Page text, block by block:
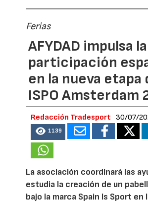
Ferias
AFYDAD impulsa la
participación
en la nueva etapa
ISPO Amsterdam
Redacción Tradesport 30/07/
1139
La asociación coordinará las
estudia la creación de un
bajo la marca Spain Is Sport en